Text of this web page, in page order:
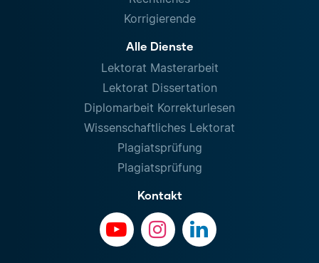
Korrigierende
Alle Dienste
Lektorat Masterarbeit
Lektorat Dissertation
Diplomarbeit Korrekturlesen
Wissenschaftliches Lektorat
Plagiatsprüfung
Plagiatsprüfung
Kontakt